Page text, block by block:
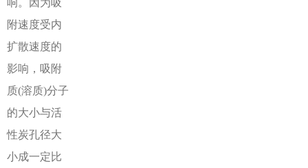
响。因为吸
附速度受内
扩散速度的
影响，吸附
质(溶质)分子
的大小与活
性炭孔径大
小成一定比